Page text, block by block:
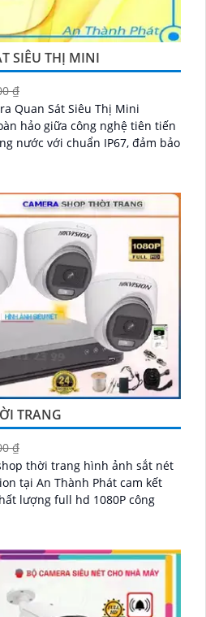
SIÊU THỊ MINI
₫
Quan Sát Siêu Thị Mini
hảo giữa công nghệ tiên tiến
nước với chuẩn IP67, đảm bảo
TRANG
₫
thời trang hình ảnh sắt nét
tại An Thành Phát cam kết
lượng full hd 1080P công